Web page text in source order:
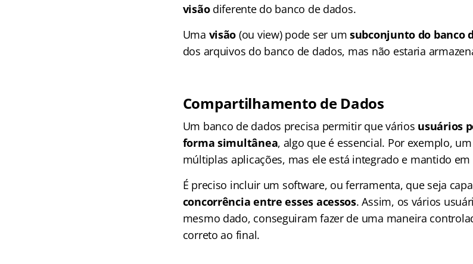
visãodiferente do banco de dados.
Uma visão (ou view) pode ser um subconjunto do banco
dos arquivos do banco de dados, mas não estaria
Compartilhamento de Dados
Um banco de dados precisa permitir que vários usuários
forma simultânea, algo que é essencial. Por exemplo,
múltiplas aplicações, mas ele está integrado e mantido
É preciso incluir um software, ou ferramenta, que seja
concorrência entre esses acessos. Assim, os vários
mesmo dado, conseguiram fazer de uma maneira
correto ao final.